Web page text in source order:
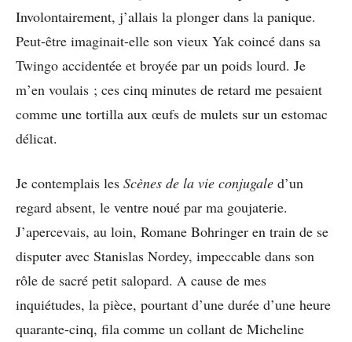
Involontairement, j’allais la plonger dans la panique.
Peut-être imaginait-elle son vieux Yak coincé dans sa
Twingo accidentée et broyée par un poids lourd. Je
m’en voulais ; ces cinq minutes de retard me pesaient
comme une tortilla aux œufs de mulets sur un estomac
délicat.
Je contemplais les Scènes de la vie conjugale d’un
regard absent, le ventre noué par ma goujaterie.
J’apercevais, au loin, Romane Bohringer en train de se
disputer avec Stanislas Nordey, impeccable dans son
rôle de sacré petit salopard. A cause de mes
inquiétudes, la pièce, pourtant d’une durée d’une heure
quarante-cinq, fila comme un collant de Micheline